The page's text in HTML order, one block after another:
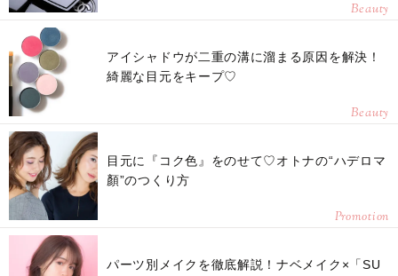
Beauty
アイシャドウが二重の溝に溜まる原因を解決！
綺麗な目元をキープ♡
Beauty
目元に『コク色』をのせて♡オトナの“ハデロマ
顏”のつくり方
Promotion
パーツ別メイクを徹底解説！ナベメイク×「SU